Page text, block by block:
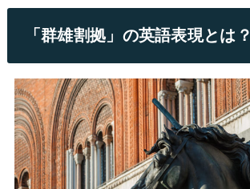
「群雄割拠」の英語表現とは？